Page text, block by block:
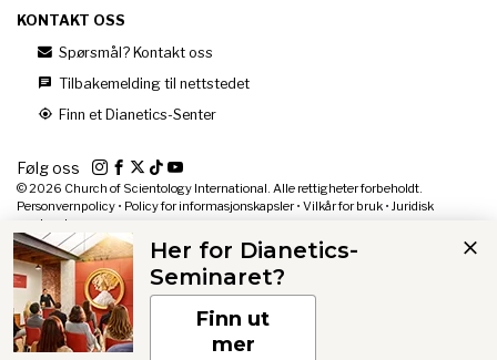
Her for Dianetics-
Seminaret?
Finn ut
mer
KONTAKT OSS
Spørsmål? Kontakt oss
Tilbakemelding til nettstedet
Finn et Dianetics-Senter
Følg oss
© 2026 Church of Scientology International. Alle rettigheter forbeholdt.
Personvernpolicy • Policy for informasjonskapsler• Vilkår for bruk • Juridisk
merknad